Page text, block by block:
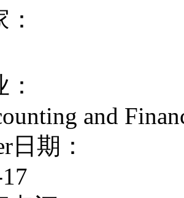
济学、法律、
理研究、人类
乐、宗教研究
and
日期：